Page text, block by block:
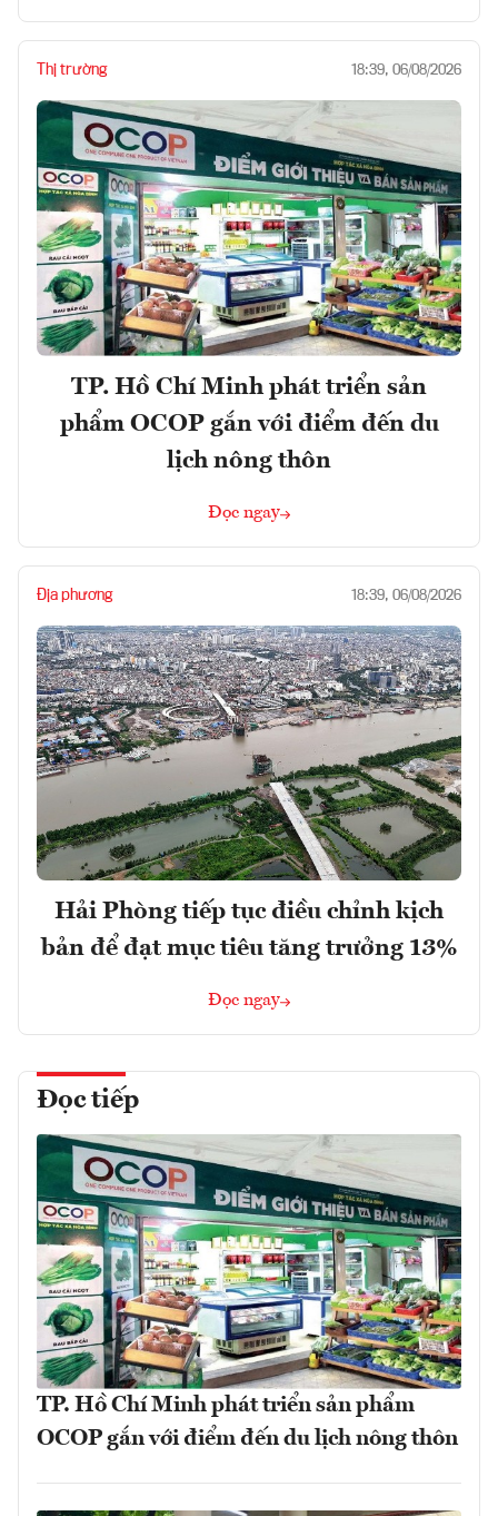
Thị trường 18:39, 06/08/2026
TP. Hồ Chí Minh phát triển sản
phẩm OCOP gắn với điểm đến du
lịch nông thôn
Đọc ngay
Địa phương 18:39, 06/08/2026
Hải Phòng tiếp tục điều chỉnh kịch
bản để đạt mục tiêu tăng trưởng 13%
Đọc ngay
Đọc tiếp
TP. Hồ Chí Minh phát triển sản phẩm
OCOP gắn với điểm đến du lịch nông thôn